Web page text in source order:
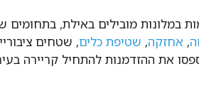
במלונות מובילים באילת, בתחומים
, אחזקה, שטיפת כלים, שטחים
את ההזדמנות להתחיל קריירה